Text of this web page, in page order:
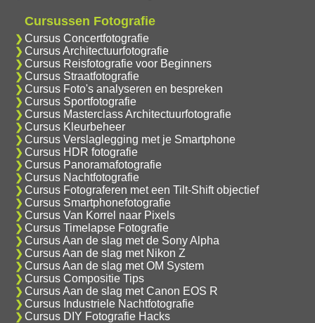
Cursussen Fotografie
Cursus Concertfotografie
Cursus Architectuurfotografie
Cursus Reisfotografie voor Beginners
Cursus Straatfotografie
Cursus Foto's analyseren en bespreken
Cursus Sportfotografie
Cursus Masterclass Architectuurfotografie
Cursus Kleurbeheer
Cursus Verslaglegging met je Smartphone
Cursus HDR fotografie
Cursus Panoramafotografie
Cursus Nachtfotografie
Cursus Fotograferen met een Tilt-Shift objectief
Cursus Smartphonefotografie
Cursus Van Korrel naar Pixels
Cursus Timelapse Fotografie
Cursus Aan de slag met de Sony Alpha
Cursus Aan de slag met Nikon Z
Cursus Aan de slag met OM System
Cursus Compositie Tips
Cursus Aan de slag met Canon EOS R
Cursus Industriele Nachtfotografie
Cursus DIY Fotografie Hacks